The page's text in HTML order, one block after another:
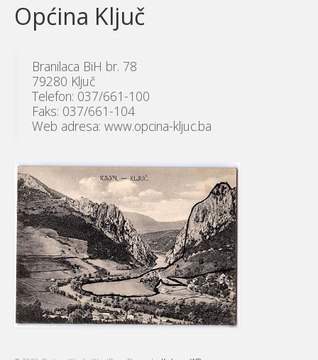
Općina Ključ
Branilaca BiH br. 78
79280 Ključ
Telefon: 037/661-100
Faks: 037/661-104
Web adresa: www.opcina-kljuc.ba